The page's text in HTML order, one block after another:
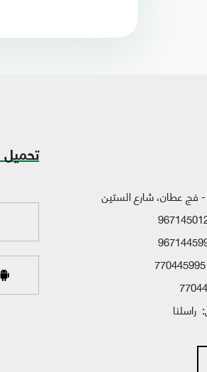
فج عطان، شارع الستين
770445995
راسلنا
تحميل